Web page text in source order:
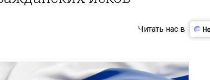
Читать нас в